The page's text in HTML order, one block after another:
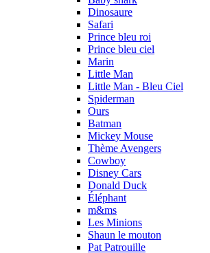
Dinosaure
Safari
Prince bleu roi
Prince bleu ciel
Marin
Little Man
Little Man - Bleu Ciel
Spiderman
Ours
Batman
Mickey Mouse
Thème Avengers
Cowboy
Disney Cars
Donald Duck
Éléphant
m&ms
Les Minions
Shaun le mouton
Pat Patrouille